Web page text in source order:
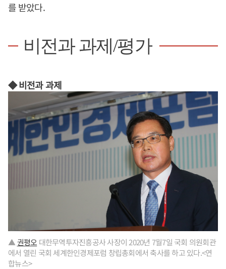
를 받았다.
비전과 과제/평가
◆ 비전과 과제
▲권평오 대한무역투자진흥공사 사장이 2020년 7월7일 국회 의원회관
에서 열린 국회 세계한인경제포럼 창립총회에서 축사를 하고 있다.<연
합뉴스>